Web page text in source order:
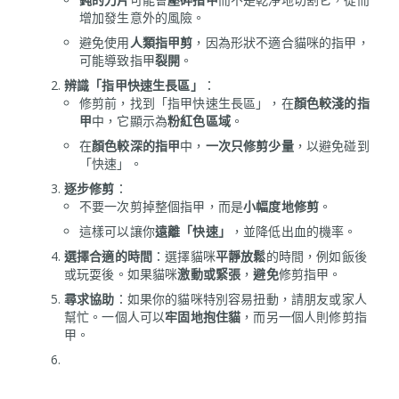
增加發生意外的風險。
避免使用 人類指甲剪 ，因為形狀不適合貓咪的指甲，
可能導致指甲裂開 。
辨識「指甲快速生長區」
：
修剪前，找到「指甲快速生長區」，在顏色較淺的指
甲中，它顯示為粉紅色區域。
在顏色較深的指甲中， 一次只修剪少量，以避免碰到
「快速」。
逐步修剪 ：
不要一次剪掉整個指甲，而是小幅度地修剪 。
這樣可以讓你遠離「快速」
，並降低出血的機率。
選擇合適的時間 ：選擇貓咪平靜放鬆的時間，例如飯後
或玩耍後。如果貓咪激動或緊張 ，避免修剪指甲。
尋求協助 ：如果你的貓咪特別容易扭動，請朋友或家人
幫忙。一個人可以牢固地抱住貓 ，而另一個人則修剪指
甲。